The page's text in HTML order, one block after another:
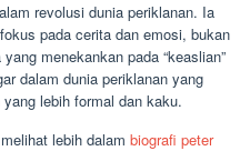
revolusi dunia periklanan. Ia
pada cerita dan emosi, bukan
menekankan pada “keaslian”
dalam dunia periklanan yang
lebih formal dan kaku.
lebih dalam biografi peter